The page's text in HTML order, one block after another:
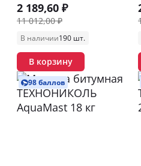
2 189,60 ₽
11 012,00 ₽
В наличии190 шт.
В корзину
98 баллов